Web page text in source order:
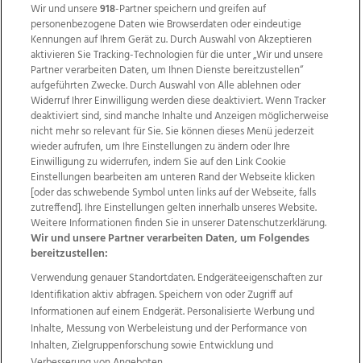
Wir über uns Mediadaten Kontakt
Jobs
Datenschutz
Impressum
AGB Anzeigekunden
AGB Website
Ehrenkodex Politische Werbung
Weitere Angebote des Medienhauses Wimmer
TV1 di-mog-i.at OÖNow
Ischler Woche
Life Radio
OÖNachrichten
OÖN Immobilien
OÖN Karriere
OÖN Reise
Promenaden Galerien
Wir und unsere918-Partner speichern und greifen auf
personenbezogene Daten wie Browserdaten oder eindeutige
Kennungen auf Ihrem Gerät zu. Durch Auswahl von Akzeptieren
aktivieren Sie Tracking-Technologien für die unter „Wir und unsere
Partner verarbeiten Daten, um Ihnen Dienste bereitzustellen“
aufgeführten Zwecke. Durch Auswahl von Alle ablehnen oder
Widerruf Ihrer Einwilligung werden diese deaktiviert. Wenn Tracker
deaktiviert sind, sind manche Inhalte und Anzeigen möglicherweise
nicht mehr so relevant für Sie. Sie können dieses Menü jederzeit
wieder aufrufen, um Ihre Einstellungen zu ändern oder Ihre
Einwilligung zu widerrufen, indem Sie auf den Link Cookie
Einstellungen bearbeiten am unteren Rand der Webseite klicken
[oder das schwebende Symbol unten links auf der Webseite, falls
zutreffend]. Ihre Einstellungen gelten innerhalb unseres Website.
Weitere Informationen finden Sie in unserer Datenschutzerklärung.
Wir und unsere Partner verarbeiten Daten, um Folgendes
bereitzustellen:
Verwendung genauer Standortdaten. Endgeräteeigenschaften zur
Identifikation aktiv abfragen. Speichern von oder Zugriff auf
Informationen auf einem Endgerät. Personalisierte Werbung und
Inhalte, Messung von Werbeleistung und der Performance von
Inhalten, Zielgruppenforschung sowie Entwicklung und